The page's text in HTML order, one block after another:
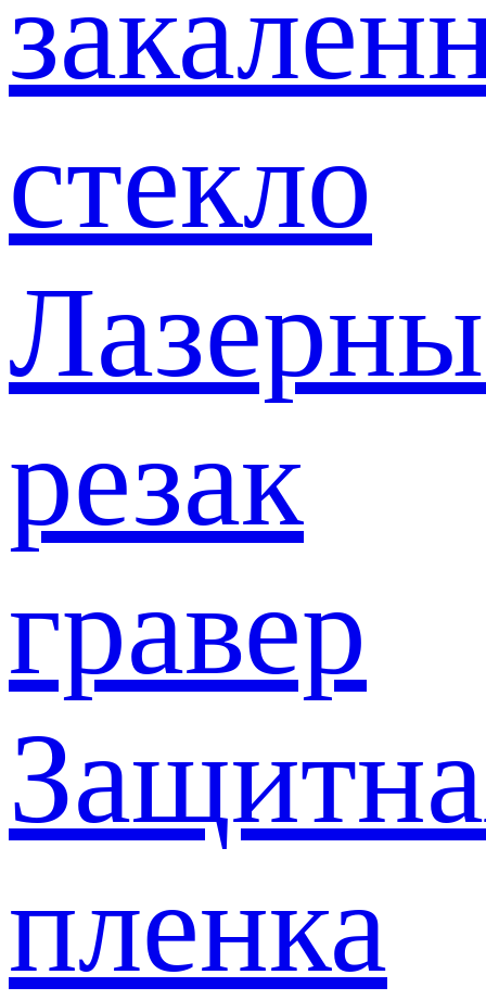
стекло
резак
гравер
пленка